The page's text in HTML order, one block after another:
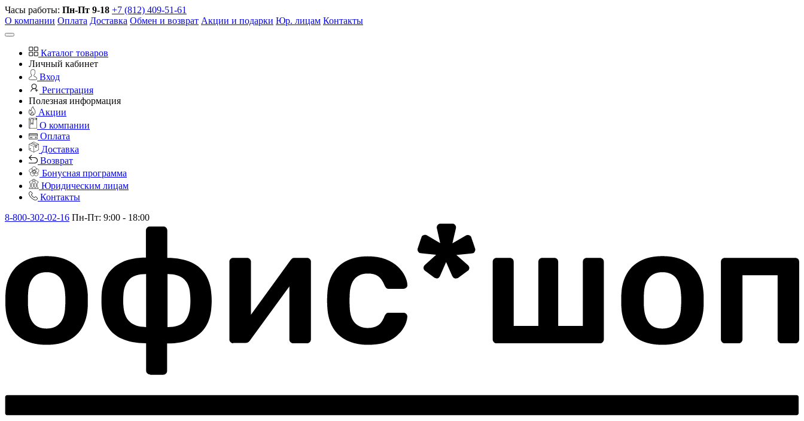
Часы работы: Пн-Пт 9-18 +7 (812) 409-51-61
О компании Оплата Доставка Обмен и возврат Акции и подарки Юр. лицам Контакты
Каталог товаров
Личный кабинет
Вход
Регистрация
Полезная информация
Акции
О компании
Оплата
Доставка
Возврат
Бонусная программа
Юридическим лицам
Контакты
8-800-302-02-16 Пн-Пт: 9:00 - 18:00